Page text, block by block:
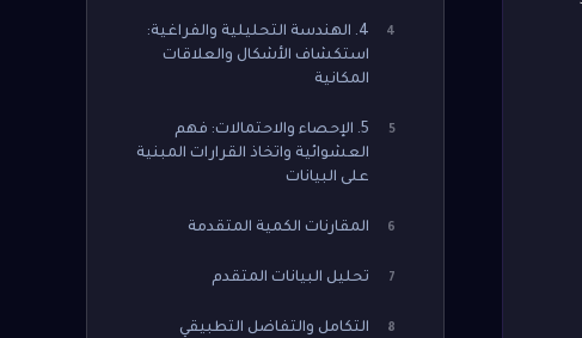
4
4. الهندسة التحليلية والفراغية:
استكشاف الأشكال والعلاقات
المكانية
5
5. الإحصاء والاحتمالات: فهم
العشوائية واتخاذ القرارات المبنية
على البيانات
6 المقارنات الكمية المتقدمة
7 تحليل البيانات المتقدم
8 التكامل والتفاضل التطبيقي